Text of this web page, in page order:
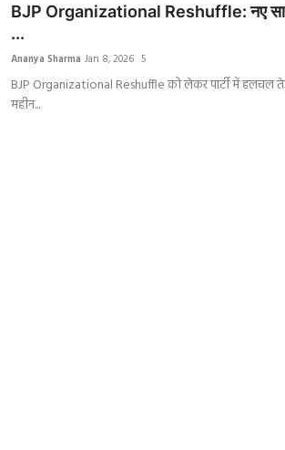
Life & Women
India
Business
BJP Organizational Reshuffle: नए
...
Ananya Sharma Jan 8, 2026 5
BJP Organizational Reshuffle को लेकर पार्टी में हलचल
महीन...